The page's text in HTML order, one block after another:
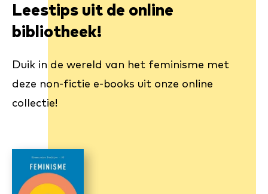
Leestips uit de online
bibliotheek!
Duik in de wereld van het feminisme met
deze non-fictie e-books uit onze online
collectie!